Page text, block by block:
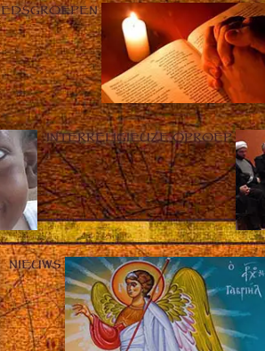
INTERRELIGIEUZE OPROEP
NIEUWS